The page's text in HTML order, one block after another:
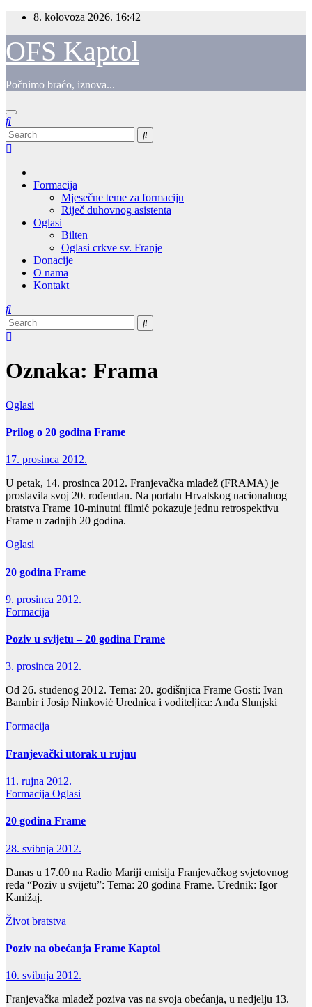
Skip
content
8. kolovoza 2026. 16:42
OFS Kaptol
Počnimo braćo, iznova...
Formacija
Mjesečne teme za formaciju
Riječ duhovnog asistenta
Oglasi
Bilten
Oglasi crkve sv. Franje
Donacije
O nama
Kontakt
Oznaka: Frama
Oglasi
Prilog o 20 godina Frame
17. prosinca 2012.
U petak, 14. prosinca 2012. Franjevačka mladež (FRAMA) je
proslavila svoj 20. rođendan. Na portalu Hrvatskog nacionalnog
bratstva Frame 10-minutni filmić pokazuje jednu retrospektivu
Frame u zadnjih 20 godina.
Oglasi
20 godina Frame
9. prosinca 2012.
Formacija
Poziv u svijetu – 20 godina Frame
3. prosinca 2012.
Od 26. studenog 2012. Tema: 20. godišnjica Frame Gosti: Ivan
Bambir i Josip Ninković Urednica i voditeljica: Anđa Slunjski
Formacija
Franjevački utorak u rujnu
11. rujna 2012.
Formacija Oglasi
20 godina Frame
28. svibnja 2012.
Danas u 17.00 na Radio Mariji emisija Franjevačkog svjetovnog
reda “Poziv u svijetu”: Tema: 20 godina Frame. Urednik: Igor
Kanižaj.
Život bratstva
Poziv na obećanja Frame Kaptol
10. svibnja 2012.
Franjevačka mladež poziva vas na svoja obećanja, u nedjelju 13.